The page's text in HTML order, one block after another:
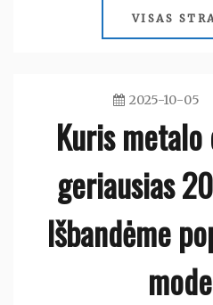
VISAS
2025-10-05
Kuris
geriausias
Išbandėme